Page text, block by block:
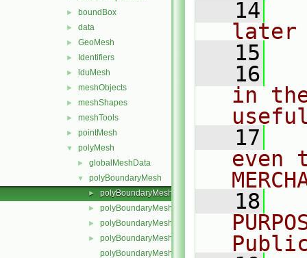
► boundBox
► data
► GeoMesh
► Identifiers
► lduMesh
► meshObjects
► meshShapes
► meshTools
► pointMesh
▼ polyMesh
► globalMeshData
▼ polyBoundaryMesh
► polyBoundaryMesh.C
► polyBoundaryMesh.H
► polyBoundaryMeshEntries.C
►
polyBoundaryMeshEntries.H
polyBoundaryMeshTemplates.C
   14
later
   15
   16
in
   17
even
   18